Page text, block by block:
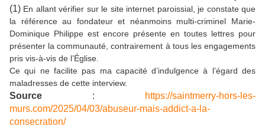
(1) En allant vérifier sur le site internet paroissial, je constate que
la référence au fondateur et néanmoins multi-criminel Marie-
Dominique Philippe est encore présente en toutes lettres pour
présenter la communauté, contrairement à tous les engagements
pris vis-à-vis de l’Église.
Ce qui ne facilite pas ma capacité d’indulgence à l’égard des
maladresses de cette interview.
Source :
https://saintmerry-hors-les-
murs.com/2025/04/03/abuseur-mais-addict-a-la-
consecration/